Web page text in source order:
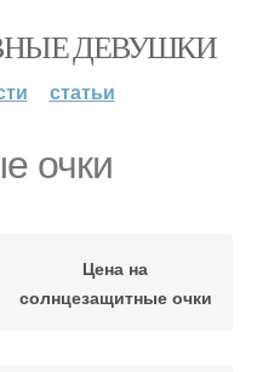
ДЕВУШКИ
статьи
очки
Цена на
солнцезащитные очки